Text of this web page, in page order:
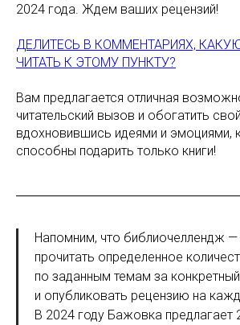
2024 года. Ждем ваших рецензий!
ДЕЛИТЕСЬ В КОММЕНТАРИЯХ,
ЧИТАТЬ К ЭТОМУ ПУНКТУ?
Вам предлагается отличная
читательский вызов и обогатить
вдохновившись идеями и эмоциями,
способны подарить только книги!
Напомним, что библиочеллендж
прочитать определенное
по заданным темам за
и опубликовать рецензию на
В 2024 году Бажовка предлагает